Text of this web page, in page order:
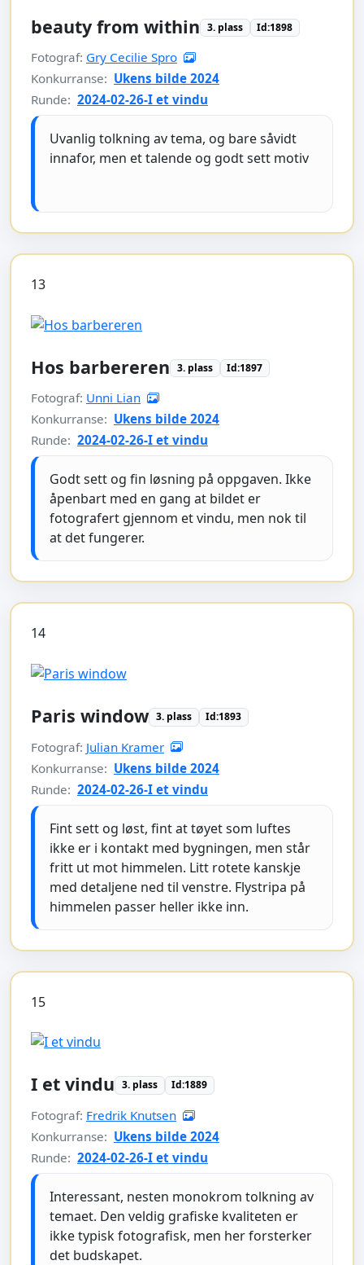
beauty from within 3. plass Id:1898
Fotograf: Gry Cecilie Spro
Konkurranse: Ukens bilde 2024
Runde: 2024-02-26-I et vindu
Uvanlig tolkning av tema, og bare såvidt
innafor, men et talende og godt sett motiv
13
Hos barbereren 3. plass Id:1897
Fotograf: Unni Lian
Konkurranse: Ukens bilde 2024
Runde: 2024-02-26-I et vindu
Godt sett og fin løsning på oppgaven. Ikke
åpenbart med en gang at bildet er
fotografert gjennom et vindu, men nok til
at det fungerer.
14
Paris window 3. plass Id:1893
Fotograf: Julian Kramer
Konkurranse: Ukens bilde 2024
Runde: 2024-02-26-I et vindu
Fint sett og løst, fint at tøyet som luftes
ikke er i kontakt med bygningen, men står
fritt ut mot himmelen. Litt rotete kanskje
med detaljene ned til venstre. Flystripa på
himmelen passer heller ikke inn.
15
I et vindu 3. plass Id:1889
Fotograf: Fredrik Knutsen
Konkurranse: Ukens bilde 2024
Runde: 2024-02-26-I et vindu
Interessant, nesten monokrom tolkning av
temaet. Den veldig grafiske kvaliteten er
ikke typisk fotografisk, men her forsterker
det budskapet.